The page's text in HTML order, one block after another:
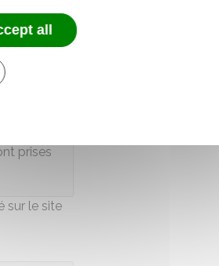
prises
sur le site
all